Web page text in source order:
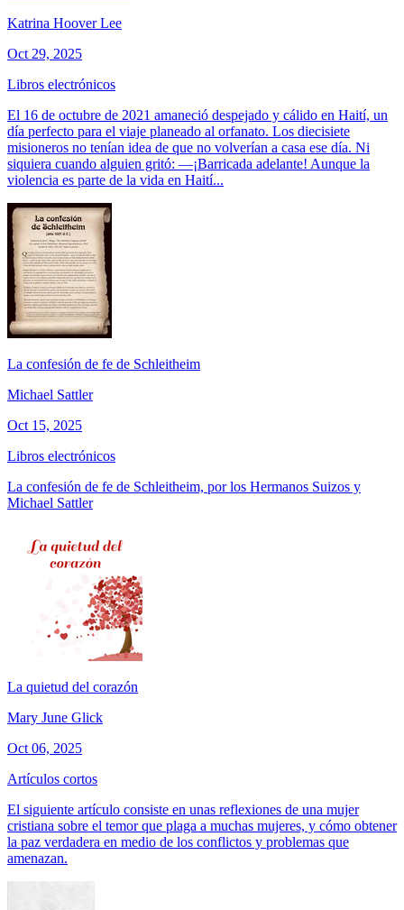
Katrina Hoover Lee
Oct 29, 2025
Libros electrónicos
El 16 de octubre de 2021 amaneció despejado y cálido en Haití, un
día perfecto para el viaje planeado al orfanato. Los diecisiete
misioneros no tenían idea de que no volverían a casa ese día. Ni
siquiera cuando alguien gritó: —¡Barricada adelante! Aunque la
violencia es parte de la vida en Haití...
La confesión de fe de Schleitheim
Michael Sattler
Oct 15, 2025
Libros electrónicos
La confesión de fe de Schleitheim, por los Hermanos Suizos y
Michael Sattler
La quietud del corazón
Mary June Glick
Oct 06, 2025
Artículos cortos
El siguiente artículo consiste en unas reflexiones de una mujer
cristiana sobre el temor que plaga a muchas mujeres, y cómo obtener
la paz verdadera en medio de los conflictos y problemas que
amenazan.